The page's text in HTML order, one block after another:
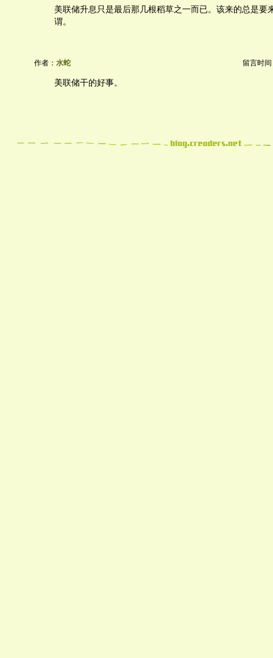
美联储升息只是最后那几根稻草之一而已。该来的总是要
谓。
作者： 水蛇 留言时间
美联储干的好事。